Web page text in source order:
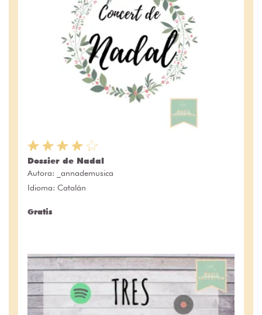
Dossier de Nadal
Autora:
_annademusica
Idioma: Catalán
Gratis